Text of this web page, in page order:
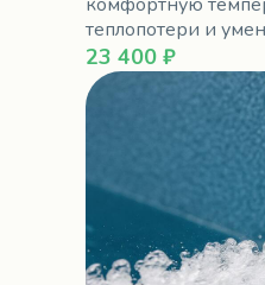
теплопотери и
23 400 ₽